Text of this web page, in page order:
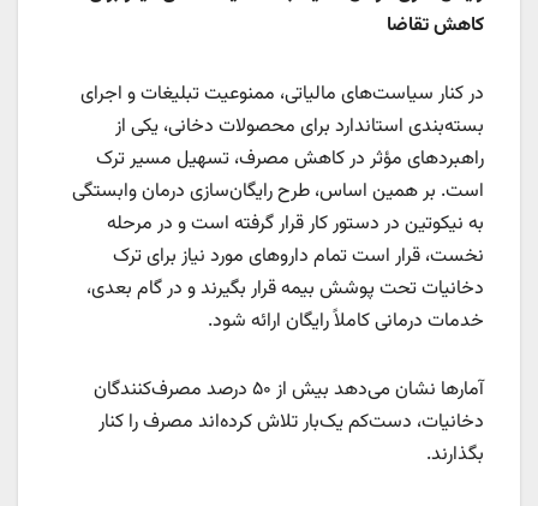
کاهش تقاضا
در کنار سیاست‌های مالیاتی، ممنوعیت تبلیغات و اجرای
بسته‌بندی استاندارد برای محصولات دخانی، یکی از
راهبردهای مؤثر در کاهش مصرف، تسهیل مسیر ترک
است. بر همین اساس، طرح رایگان‌سازی درمان وابستگی
به نیکوتین در دستور کار قرار گرفته است و در مرحله
نخست، قرار است تمام داروهای مورد نیاز برای ترک
دخانیات تحت پوشش بیمه قرار بگیرند و در گام بعدی،
خدمات درمانی کاملاً رایگان ارائه شود.
آمارها نشان می‌دهد بیش از ۵۰ درصد مصرف‌کنندگان
دخانیات، دست‌کم یک‌بار تلاش کرده‌اند مصرف را کنار
بگذارند.